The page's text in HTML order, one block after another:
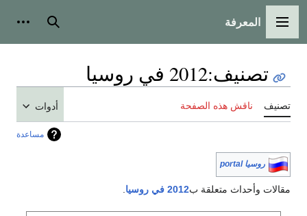
القائمة الرئيسية
المعرفة بحث
تصنيف:2012 في روسيا
تصنيف ناقش هذه الصفحة أدوات
مساعدة
روسيا portal
مقالات وأحداث متعلقة ب2012 في روسيا